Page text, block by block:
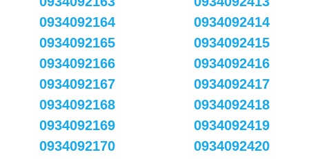
0934092164
0934092165
0934092166
0934092167
0934092168
0934092169
0934092170
0934092414
0934092415
0934092416
0934092417
0934092418
0934092419
0934092420